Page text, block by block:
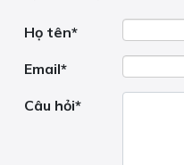
câu hỏi của bạn ở đây
Họ tên*
Email*
Câu hỏi*